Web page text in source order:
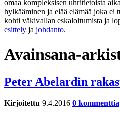
omaa kompleksisen uhritietoista
hylkääminen ja elää elämää joka ei
kohti väkivallan eskaloitumista ja
esittely ja johdanto.
Avainsana-
Peter Abelardin
Kirjoitettu 9.4.2016 0 kommenttia